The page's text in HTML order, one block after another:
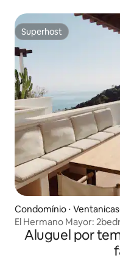
Superhost
Superhost
Condomínio ⋅
El Hermano Mayor:
Aluguel por